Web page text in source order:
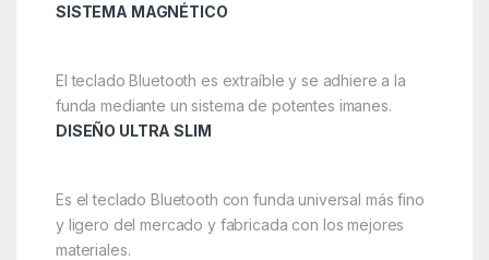
SISTEMA MAGNÉTICO
El teclado Bluetooth es extraíble y se adhiere a la
funda mediante un sistema de potentes imanes.
DISEÑO ULTRA SLIM
Es el teclado Bluetooth con funda universal más fino
y ligero del mercado y fabricada con los mejores
materiales.